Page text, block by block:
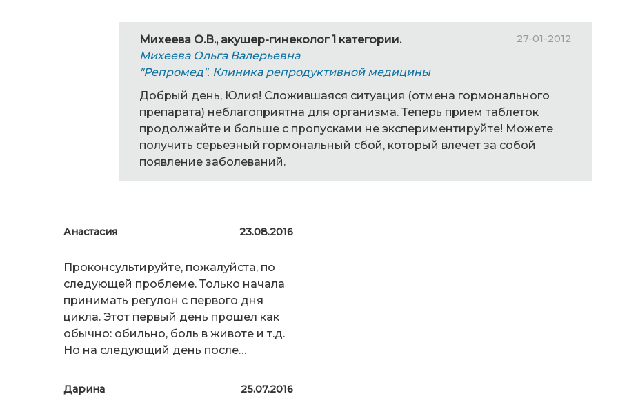
Михеева О.В., акушер-гинеколог 1 категории. 27-01-2012
Михеева Ольга Валерьевна
"Репромед". Клиника репродуктивной медицины
Добрый день, Юлия! Сложившаяся ситуация (отмена гормонального
препарата) неблагоприятна для организма. Теперь прием таблеток
продолжайте и больше с пропусками не экспериментируйте! Можете
получить серьезный гормональный сбой, который влечет за собой
появление заболеваний.
Анастасия 23.08.2016
Проконсультируйте, пожалуйста, по
следующей проблеме. Только начала
принимать регулон с первого дня
цикла. Этот первый день прошел как
обычно: обильно, боль в животе и т.д.
Но на следующий день после…
Дарина 25.07.2016